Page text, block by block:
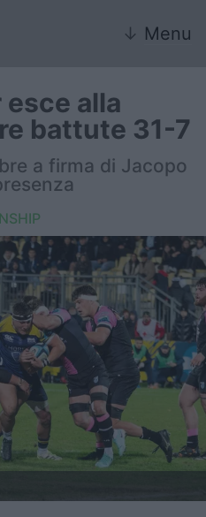
↓ Menu
esce alla
battute 31-7
a firma di Jacopo